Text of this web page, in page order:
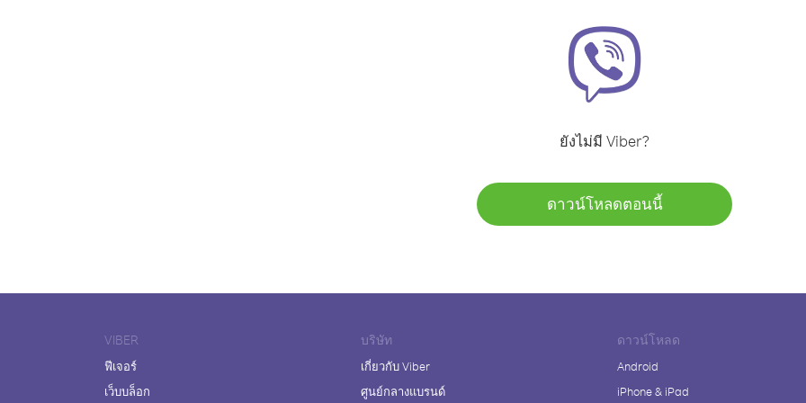
ยังไม่มี Viber?
ดาวน์โหลดตอนนี้
VIBER
ฟีเจอร์
เว็บบล็อก
บริษัท
เกี่ยวกับ Viber
ศูนย์กลางแบรนด์
ดาวน์โหลด
Android
iPhone & iPad